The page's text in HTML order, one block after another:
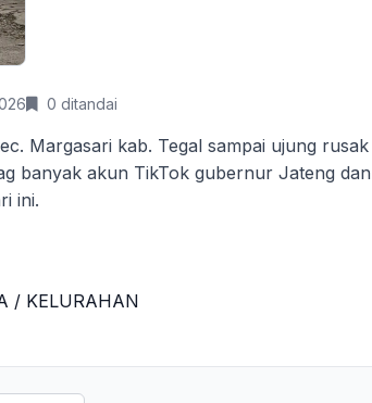
0 ditandai
Margasari kab. Tegal sampai ujung
banyak akun TikTok gubernur Jateng
ini.
/ KELURAHAN